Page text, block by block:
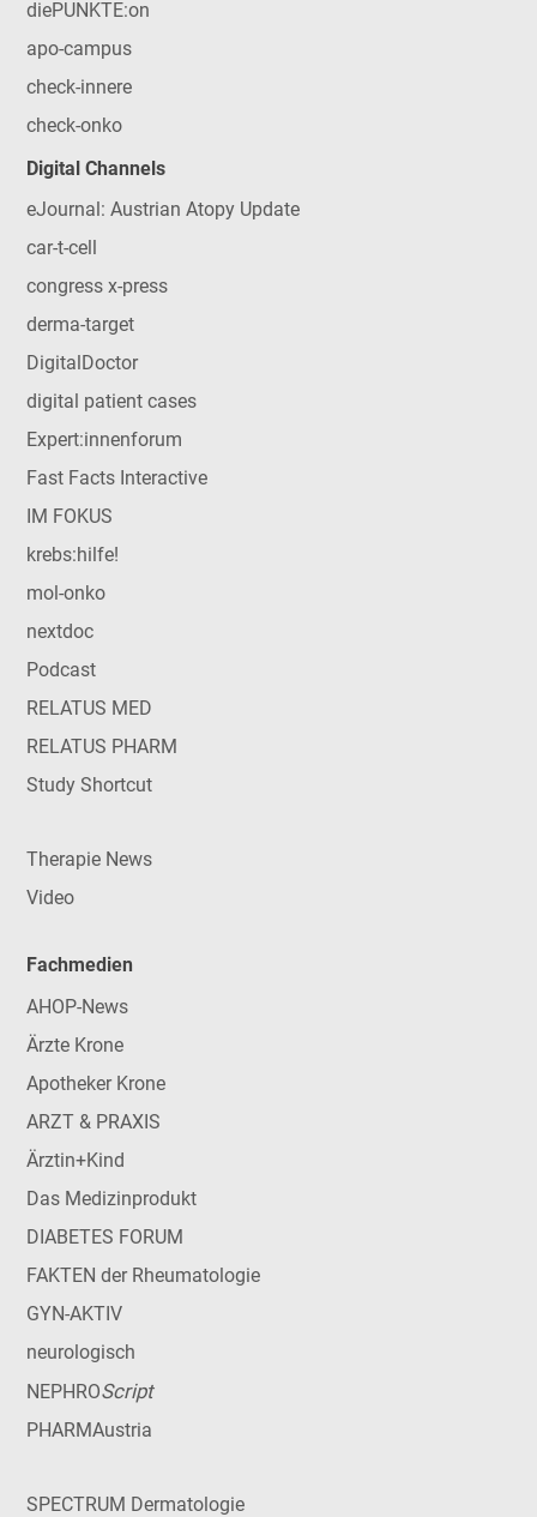
diePUNKTE:on
apo-campus
check-innere
check-onko
Digital Channels
eJournal: Austrian Atopy Update
car-t-cell
congress x-press
derma-target
DigitalDoctor
digital patient cases
Expert:innenforum
Fast Facts Interactive
IM FOKUS
krebs:hilfe!
mol-onko
nextdoc
Podcast
RELATUS MED
RELATUS PHARM
Study Shortcut
Therapie News
Video
Fachmedien
AHOP-News
Ärzte Krone
Apotheker Krone
ARZT & PRAXIS
Ärztin+Kind
Das Medizinprodukt
DIABETES FORUM
FAKTEN der Rheumatologie
GYN-AKTIV
neurologisch
NEPHROScript
PHARMAustria
SPECTRUM Dermatologie